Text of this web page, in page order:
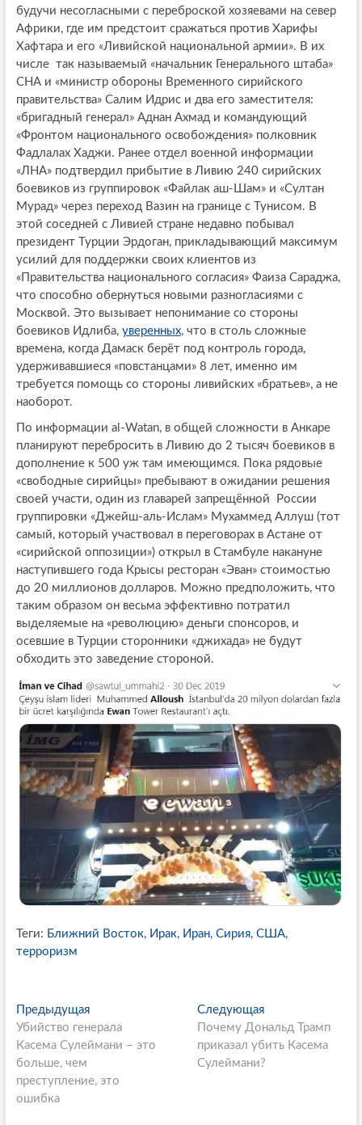
будучи несогласными с переброской хозяевами на север
Африки, где им предстоит сражаться против Харифы
Хафтара и его «Ливийской национальной армии». В их
числе так называемый «начальник Генерального штаба»
СНА и «министр обороны Временного сирийского
правительства» Салим Идрис и два его заместителя:
«бригадный генерал» Аднан Ахмад и командующий
«Фронтом национального освобождения» полковник
Фадлалах Хаджи. Ранее отдел военной информации
«ЛНА» подтвердил прибытие в Ливию 240 сирийских
боевиков из группировок «Файлак аш-Шам» и «Султан
Мурад» через переход Вазин на границе с Тунисом. В
этой соседней с Ливией стране недавно побывал
президент Турции Эрдоган, прикладывающий максимум
усилий для поддержки своих клиентов из
«Правительства национального согласия» Фаиза Сараджа,
что способно обернуться новыми разногласиями с
Москвой. Это вызывает непонимание со стороны
боевиков Идлиба, уверенных, что в столь сложные
времена, когда Дамаск берёт под контроль города,
удерживавшиеся «повстанцами» 8 лет, именно им
требуется помощь со стороны ливийских «братьев», а не
наоборот.
По информации al-Watan, в общей сложности в Анкаре
планируют перебросить в Ливию до 2 тысяч боевиков в
дополнение к 500 уж там имеющимся. Пока рядовые
«свободные сирийцы» пребывают в ожидании решения
своей участи, один из главарей запрещённой России
группировки «Джейш-аль-Ислам» Мухаммед Аллуш (тот
самый, который участвовал в переговорах в Астане от
«сирийской оппозиции») открыл в Стамбуле накануне
наступившего года Крысы ресторан «Эван» стоимостью
до 20 миллионов долларов. Можно предположить, что
таким образом он весьма эффективно потратил
выделяемые на «революцию» деньги спонсоров, и
осевшие в Турции сторонники «джихада» не будут
обходить это заведение стороной.
Теги: Ближний Восток, Ирак, Иран, Сирия, США,
терроризм
P
o
s
t
ПредыдущаяП
р
е
ы
Убийство генерала
Касема Сулеймани – это
больше, чем
преступление, это
ошибка
Следующая
л
е
д
Почему Дональд Трамп
приказал убить Касема
Сулеймани?